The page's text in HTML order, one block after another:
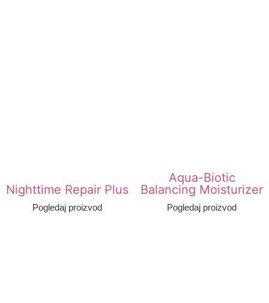
Nighttime Repair Plus
Pogledaj proizvod
Aqua-Biotic
Balancing Moisturizer
Pogledaj proizvod